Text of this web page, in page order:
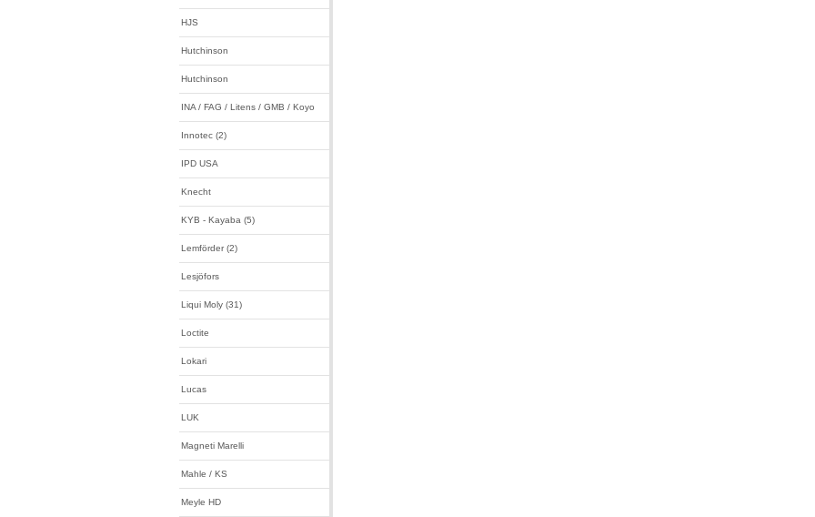
HJS
Hutchinson
Hutchinson
INA / FAG / Litens / GMB / Koyo
Innotec (2)
IPD USA
Knecht
KYB - Kayaba (5)
Lemförder (2)
Lesjöfors
Liqui Moly (31)
Loctite
Lokari
Lucas
LUK
Magneti Marelli
Mahle / KS
Meyle HD